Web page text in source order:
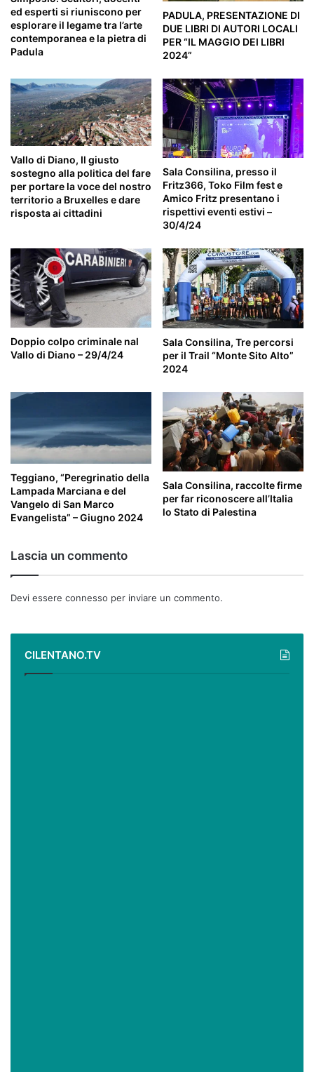
ed esperti si riuniscono per
esplorare il legame tra l’arte
contemporanea e la pietra di
Padula
PADULA, PRESENTAZIONE DI
DUE LIBRI DI AUTORI LOCALI
PER “IL MAGGIO DEI LIBRI
2024”
Vallo di Diano, Il giusto
sostegno alla politica del fare
per portare la voce del nostro
territorio a Bruxelles e dare
risposta ai cittadini
Sala Consilina, presso il
Fritz366, Toko Film fest e
Amico Fritz presentano i
rispettivi eventi estivi –
30/4/24
Doppio colpo criminale nal
Vallo di Diano – 29/4/24
Sala Consilina, Tre percorsi
per il Trail “Monte Sito Alto”
2024
Teggiano, “Peregrinatio della
Lampada Marciana e del
Vangelo di San Marco
Evangelista” – Giugno 2024
Sala Consilina, raccolte firme
per far riconoscere all’Italia
lo Stato di Palestina
Lascia un commento
Devi essere connesso per inviare un commento.
CILENTANO.TV